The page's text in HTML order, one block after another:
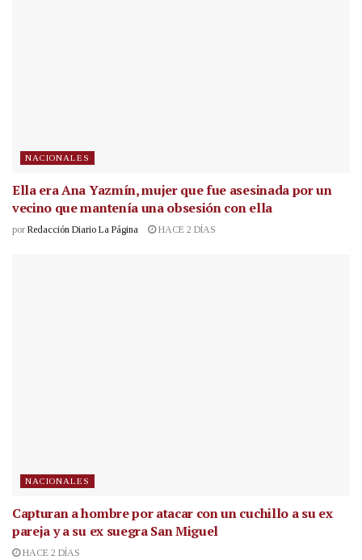
NACIONALES
Ella era Ana Yazmín, mujer que fue asesinada por un
vecino que mantenía una obsesión con ella
por Redacción Diario La Página HACE 2 DÍAS
NACIONALES
Capturan a hombre por atacar con un cuchillo a su ex
pareja y a su ex suegra San Miguel
HACE 2 DÍAS